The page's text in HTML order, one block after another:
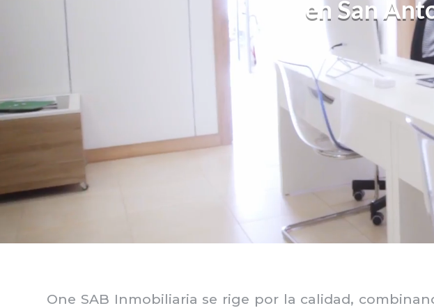
en San
One SAB Inmobiliaria se rige por la calidad,